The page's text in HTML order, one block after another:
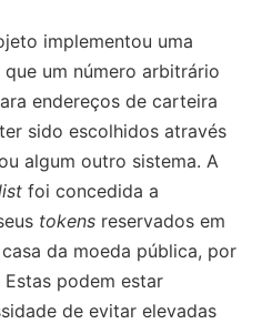
implementou uma
que um número arbitrário
endereços de carteira
sido escolhidos através
algum outro sistema. A
foi concedida a
tokens reservados em
da moeda pública, por
podem estar
de evitar elevadas